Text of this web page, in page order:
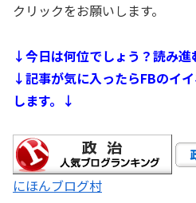
クリックをお願いします。
↓今日は何位でしょう？読み
↓記事が気に入ったらFBのイ
します。↓
にほんブログ村